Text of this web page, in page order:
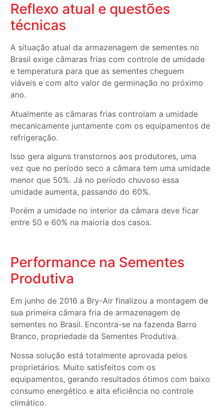
Reflexo atual e questões
técnicas
A situação atual da armazenagem de sementes no
Brasil exige câmaras frias com controle de umidade
e temperatura para que as sementes cheguem
viáveis e com alto valor de germinação no próximo
ano.
Atualmente as câmaras frias controlam a umidade
mecanicamente juntamente com os equipamentos de
refrigeração.
Isso gera alguns transtornos aos produtores, uma
vez que no período seco a câmara tem uma umidade
menor que 50%. Já no período chuvoso essa
umidade aumenta, passando do 60%.
Porém a umidade no interior da câmara deve ficar
entre 50 e 60% na maioria dos casos.
Performance na Sementes
Produtiva
Em junho de 2016 a Bry-Air finalizou a montagem de
sua primeira câmara fria de armazenagem de
sementes no Brasil. Encontra-se na fazenda Barro
Branco, propriedade da Sementes Produtiva.
Nossa solução está totalmente aprovada pelos
proprietários. Muito satisfeitos com os
equipamentos, gerando resultados ótimos com baixo
consumo energético e alta eficiência no controle
climático.